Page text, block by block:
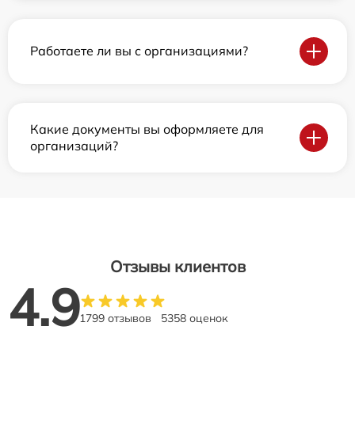
Работаете ли вы с организациями?
Какие документы вы оформляете для
организаций?
Отзывы клиентов
4.91799 отзывов 5358 оценок